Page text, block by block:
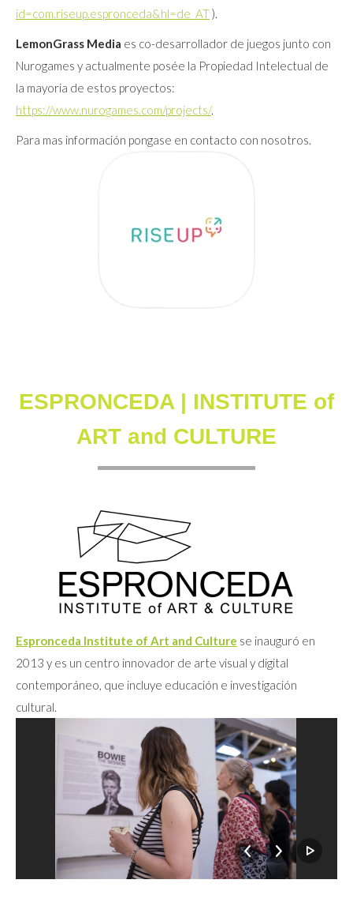
id=com.riseup.espronceda&hl=de_AT).
LemonGrass Media es co-desarrollador de juegos junto con
Nurogames y actualmente posée la Propiedad Intelectual de
la mayoria de estos proyectos:
https://www.nurogames.com/projects/.
Para mas información pongase en contacto con nosotros.
ESPRONCEDA | INSTITUTE of
ART and CULTURE
Espronceda Institute of Art and Culture se inauguró en
2013 y es un centro innovador de arte visual y digital
contemporáneo, que incluye educación e investigación
cultural.